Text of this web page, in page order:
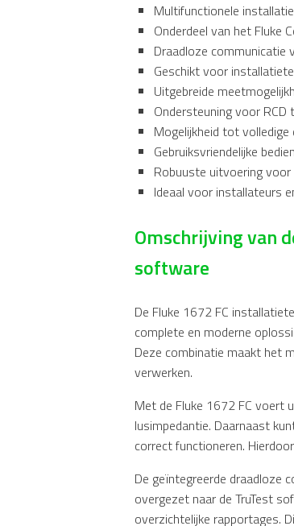
Multifunctionele
Onderdeel van het Fluke
Draadloze
Geschikt voor
Uitgebreide
Ondersteuning voor
Mogelijkheid tot
Gebruiksvriendelijke
Robuuste uitvoering
Ideaal voor installateurs
Omschrijving van
software
De Fluke 1672 FC
complete en moderne
Deze combinatie maakt het
verwerken.
Met de Fluke 1672 FC voert
lusimpedantie. Daarnaast
correct functioneren.
De geïntegreerde draadloze
overgezet naar de TruTest
overzichtelijke rapportages.